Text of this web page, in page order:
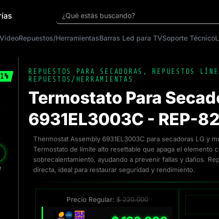
¿Qué estás buscando?
Repuestos/HerramientasBarras Led para TVSoporte Técnico
REPUESTOS PARA SECADORAS , REPUESTOS
REPUESTOS/HERRAMIENTAS
Termostato Para
6931EL3003C - REP-
Thermostat Assembly 6931EL3003C para secadoras LG y
Termostato de límite alto resettable que apaga el elemento
sobrecalentamiento, ayudando a prevenir fallas y daños.
directa, ideal para restaurar seguridad y rendimiento.
Precio Regular:$220.000